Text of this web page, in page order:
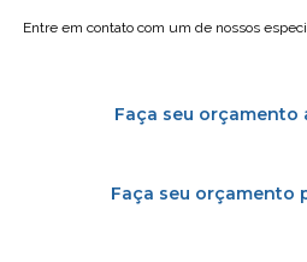
Entre em contato com um de nossos
Faça seu orçamento
Faça seu orçamento